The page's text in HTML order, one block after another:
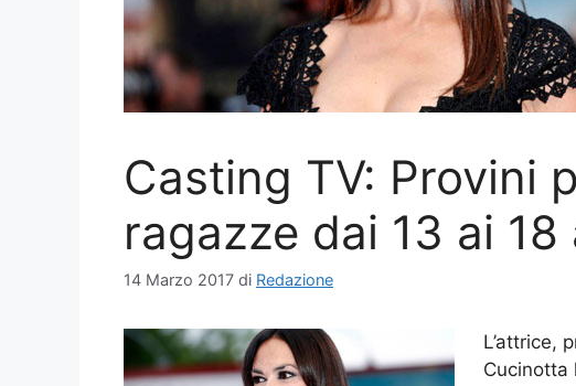
Casting TV: Provini
ragazze dai 13 ai 18
14 Marzo 2017 di Redazione
L’attrice,
Cucinotta